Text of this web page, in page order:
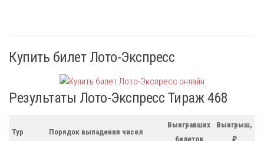
Купить билет Лото-Экспресс
Результаты Лото-Экспресс Тираж 468
Тур Порядок выпадения чисел
Выигравших
билетов
Выигрыш,
₽